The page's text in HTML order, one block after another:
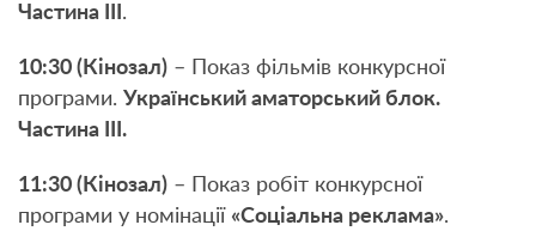
Частина ІІІ .
10:30 (Кінозал) – Показ фільмів конкурсної
програми. Український аматорський блок.
Частина ІІІ.
11:30 (Кінозал) – Показ робіт конкурсної
програми у номінації «Соціальна реклама».